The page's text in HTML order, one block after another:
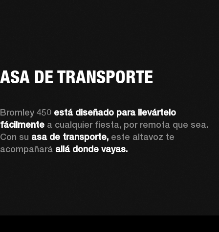
ASA DE TRANSPORTE
Bromley 450 está diseñado para llevártelo
fácilmente a cualquier fiesta, por remota que sea.
Con su asa de transporte, este altavoz te
acompañará allá donde vayas.